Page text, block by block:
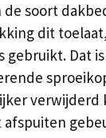
de soort
dit
gebruikt. Dat
verwijderd
afspuiten